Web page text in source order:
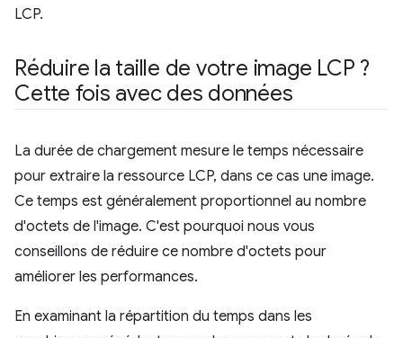
LCP.
Réduire la taille de votre image LCP ?
Cette fois avec des données
La durée de chargement mesure le temps nécessaire
pour extraire la ressource LCP, dans ce cas une image.
Ce temps est généralement proportionnel au nombre
d'octets de l'image. C'est pourquoi nous vous
conseillons de réduire ce nombre d'octets pour
améliorer les performances.
En examinant la répartition du temps dans les